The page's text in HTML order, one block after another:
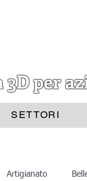
3D per
SETTORI
Artigianato